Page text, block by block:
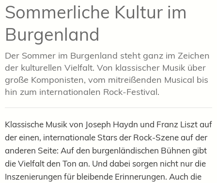
Sommerliche Kultur im
Burgenland
Der Sommer im Burgenland steht ganz im Zeichen
der kulturellen Vielfalt. Von klassischer Musik über
große Komponisten, vom mitreißenden Musical bis
hin zum internationalen Rock-Festival.
Klassische Musik von Joseph Haydn und Franz Liszt auf
der einen, internationale Stars der Rock-Szene auf der
anderen Seite: Auf den burgenländischen Bühnen gibt
die Vielfalt den Ton an. Und dabei sorgen nicht nur die
Inszenierungen für bleibende Erinnerungen. Auch die